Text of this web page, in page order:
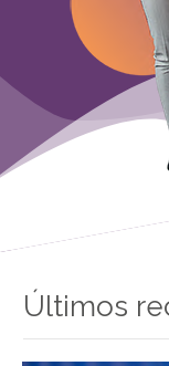
Últimos